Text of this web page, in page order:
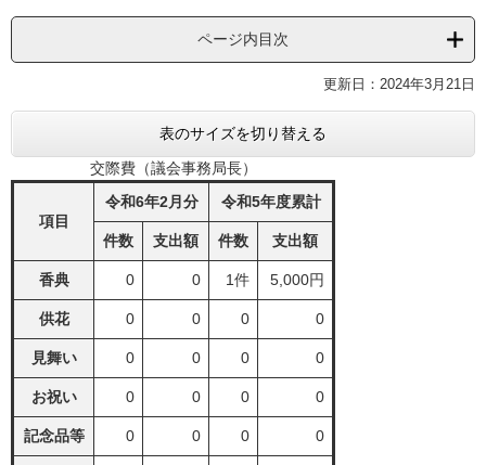
ページ内目次
更新日：2024年3月21日
表のサイズを切り替える
交際費（議会事務局長）
項目
令和6年2月分 令和5年度累計
件数 支出額 件数 支出額
香典 0 0 1件 5,000円
供花 0 0 0 0
見舞い 0 0 0 0
お祝い 0 0 0 0
記念品等 0 0 0 0